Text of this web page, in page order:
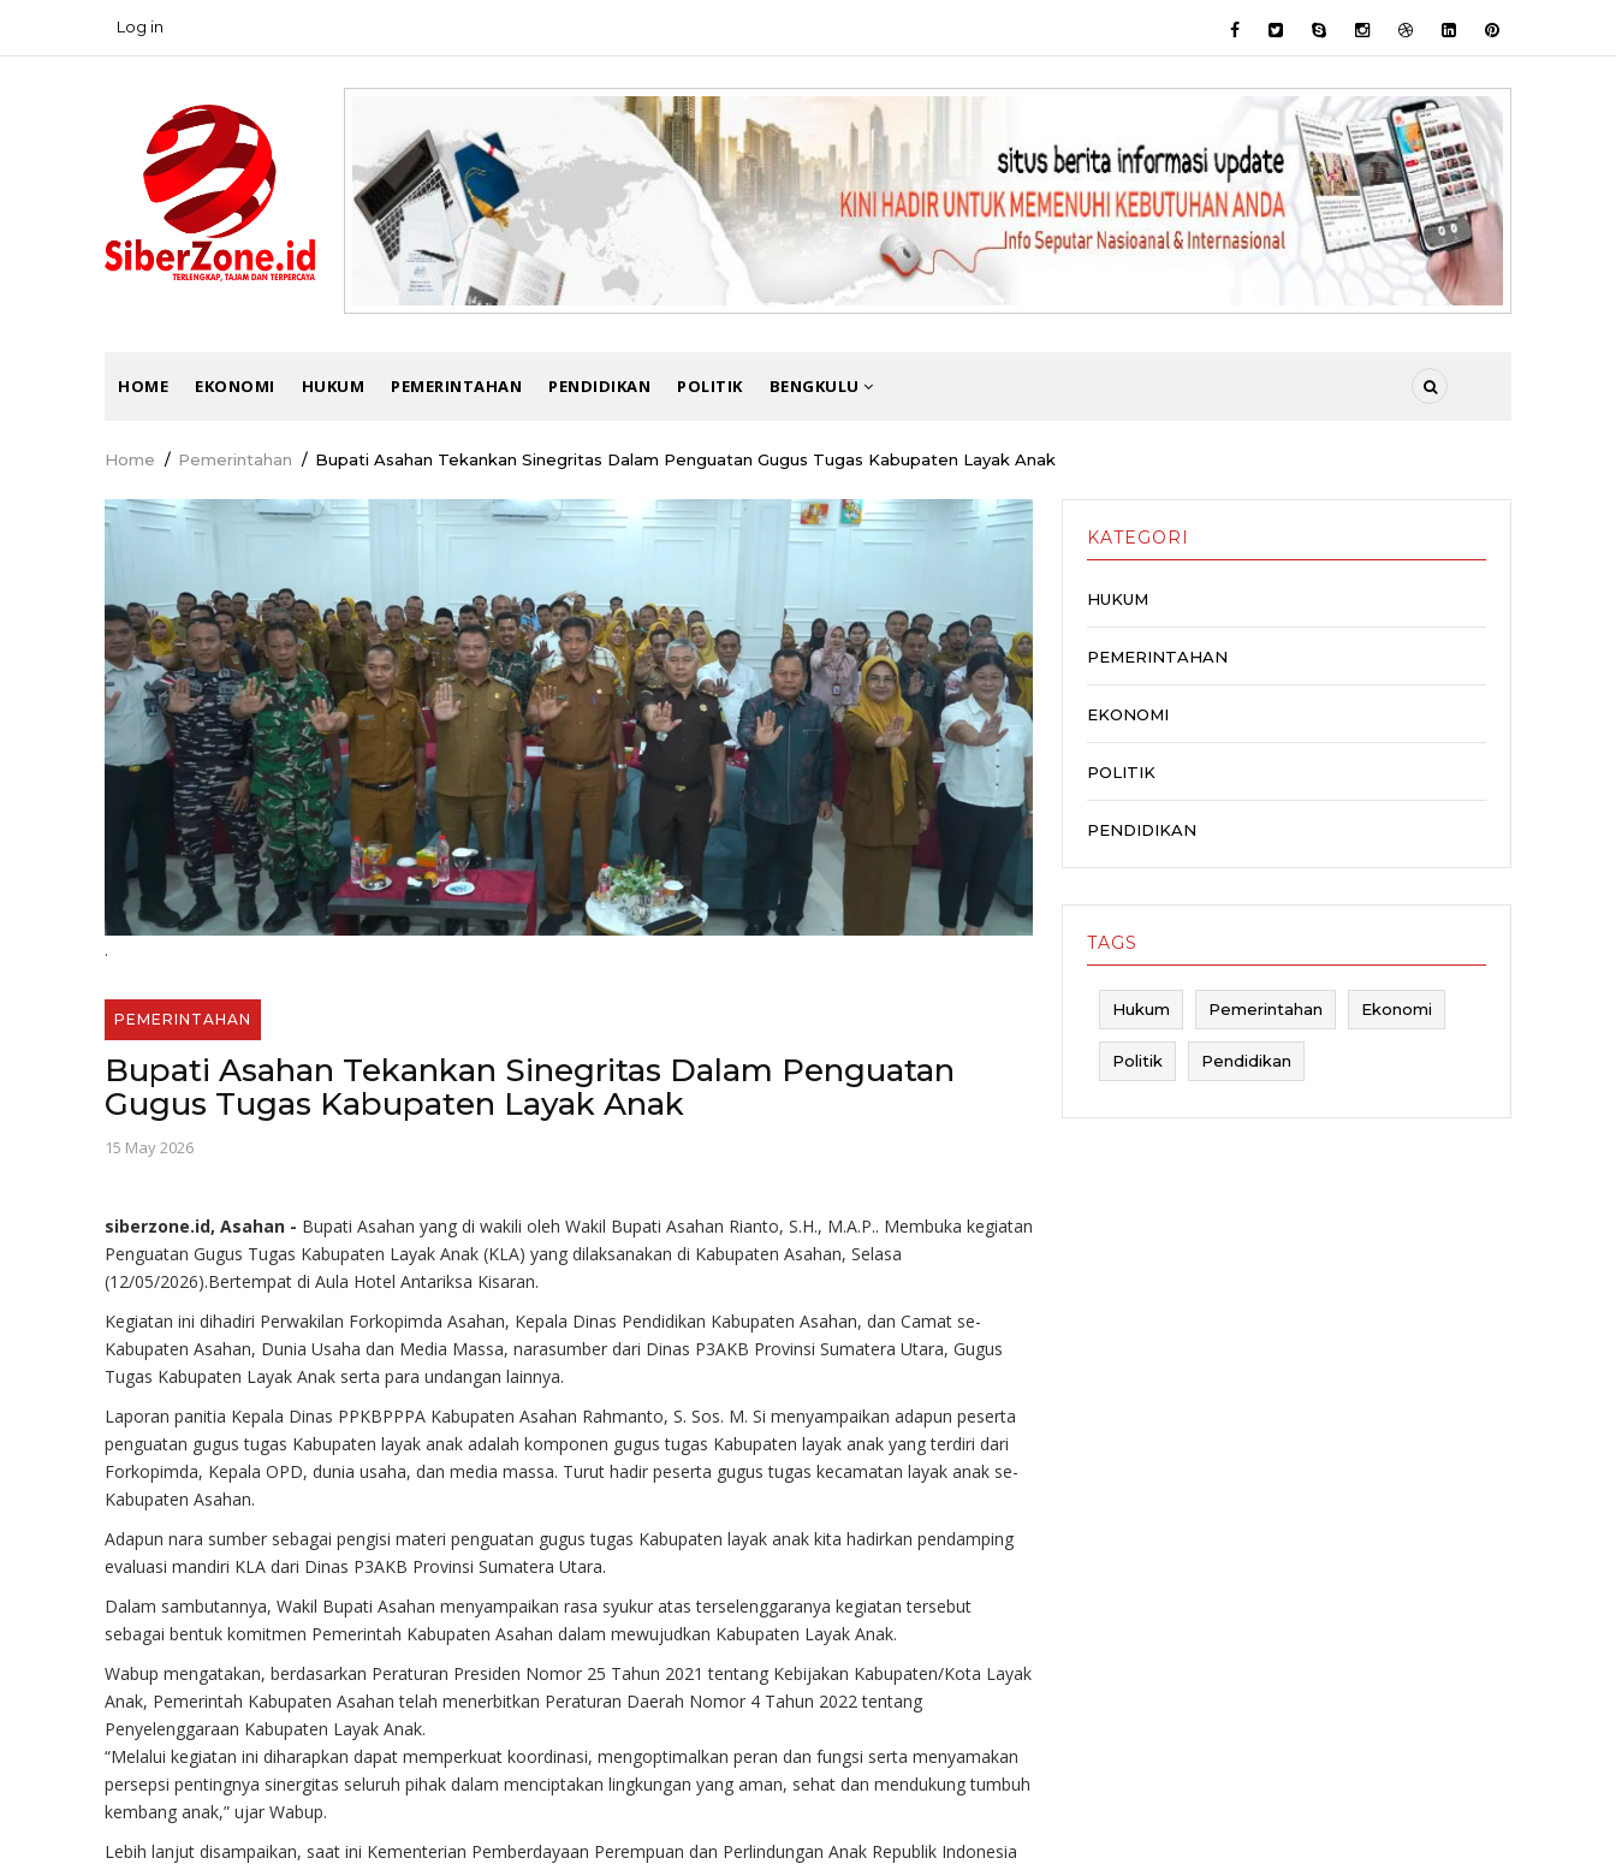
USER
ACCOUNT
Log in
MAIN
HOME EKONOMI HUKUM PEMERINTAHAN PENDIDIKAN POLITIK BENGKULU
Breadcrumb
Home / Pemerintahan / Bupati Asahan Tekankan Sinegritas Dalam Penguatan Gugus Tugas Kabupaten Layak Anak
.
PEMERINTAHAN
Bupati Asahan Tekankan Sinegritas Dalam Penguatan
Gugus Tugas Kabupaten Layak Anak
15 May 2026
siberzone.id, Asahan - Bupati Asahan yang di wakili oleh Wakil Bupati Asahan Rianto, S.H., M.A.P.. Membuka kegiatan
Penguatan Gugus Tugas Kabupaten Layak Anak (KLA) yang dilaksanakan di Kabupaten Asahan, Selasa
(12/05/2026).Bertempat di Aula Hotel Antariksa Kisaran.
Kegiatan ini dihadiri Perwakilan Forkopimda Asahan, Kepala Dinas Pendidikan Kabupaten Asahan, dan Camat se-
Kabupaten Asahan, Dunia Usaha dan Media Massa, narasumber dari Dinas P3AKB Provinsi Sumatera Utara, Gugus
Tugas Kabupaten Layak Anak serta para undangan lainnya.
Laporan panitia Kepala Dinas PPKBPPPA Kabupaten Asahan Rahmanto, S. Sos. M. Si menyampaikan adapun peserta
penguatan gugus tugas Kabupaten layak anak adalah komponen gugus tugas Kabupaten layak anak yang terdiri dari
Forkopimda, Kepala OPD, dunia usaha, dan media massa. Turut hadir peserta gugus tugas kecamatan layak anak se-
Kabupaten Asahan.
Adapun nara sumber sebagai pengisi materi penguatan gugus tugas Kabupaten layak anak kita hadirkan pendamping
evaluasi mandiri KLA dari Dinas P3AKB Provinsi Sumatera Utara.
Dalam sambutannya, Wakil Bupati Asahan menyampaikan rasa syukur atas terselenggaranya kegiatan tersebut
sebagai bentuk komitmen Pemerintah Kabupaten Asahan dalam mewujudkan Kabupaten Layak Anak.
Wabup mengatakan, berdasarkan Peraturan Presiden Nomor 25 Tahun 2021 tentang Kebijakan Kabupaten/Kota Layak
Anak, Pemerintah Kabupaten Asahan telah menerbitkan Peraturan Daerah Nomor 4 Tahun 2022 tentang
Penyelenggaraan Kabupaten Layak Anak.
“Melalui kegiatan ini diharapkan dapat memperkuat koordinasi, mengoptimalkan peran dan fungsi serta menyamakan
persepsi pentingnya sinergitas seluruh pihak dalam menciptakan lingkungan yang aman, sehat dan mendukung tumbuh
kembang anak,” ujar Wabup.
Lebih lanjut disampaikan, saat ini Kementerian Pemberdayaan Perempuan dan Perlindungan Anak Republik Indonesia
KATEGORI
HUKUM
PEMERINTAHAN
EKONOMI
POLITIK
PENDIDIKAN
TAGS
Hukum Pemerintahan Ekonomi
Politik Pendidikan